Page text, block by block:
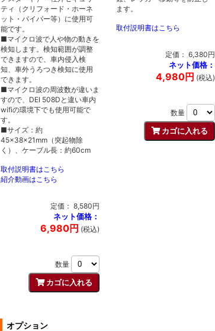
ティ（クリフォード・ホーネ
ット・バイパー等）に使用可
能です。
■マイクロ波で人や物の動きを
検知します。検知範囲が調整
できますので、車内侵入検
知、車外うろつき検知に使用
できます。
■マイクロ波の周波数が違いま
すので、DEI 508Dと違い車内
wifiの環境下でも使用可能で
す。
■サイズ：約
45×38×21mm（突起物除
く）、ケーブル長：約60cm
取付説明書はこちら
紹介動画はこちら
定価： 8,580円
ネット価格：
6,980円 (税込)
数量
ます。
取付説明書はこちら
定価： 6,380円
ネット価格：
4,980円 (税込)
数量
オプション